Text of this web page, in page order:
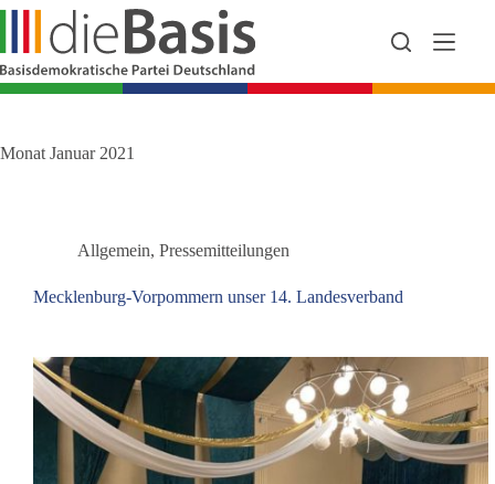
Zum
springen
Monat Januar 2021
Allgemein, Pressemitteilungen
Mecklenburg-Vorpommern unser 14. Landesverband